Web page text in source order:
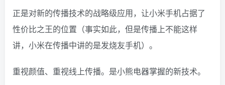
正是对新的传播技术的战略级应用，让小米手机占据了
性价比之王的位置（事实如此，但是传播上不能这样
讲，小米在传播中讲的是发烧友手机）。
重视颜值、重视线上传播。是小熊电器掌握的新技术。